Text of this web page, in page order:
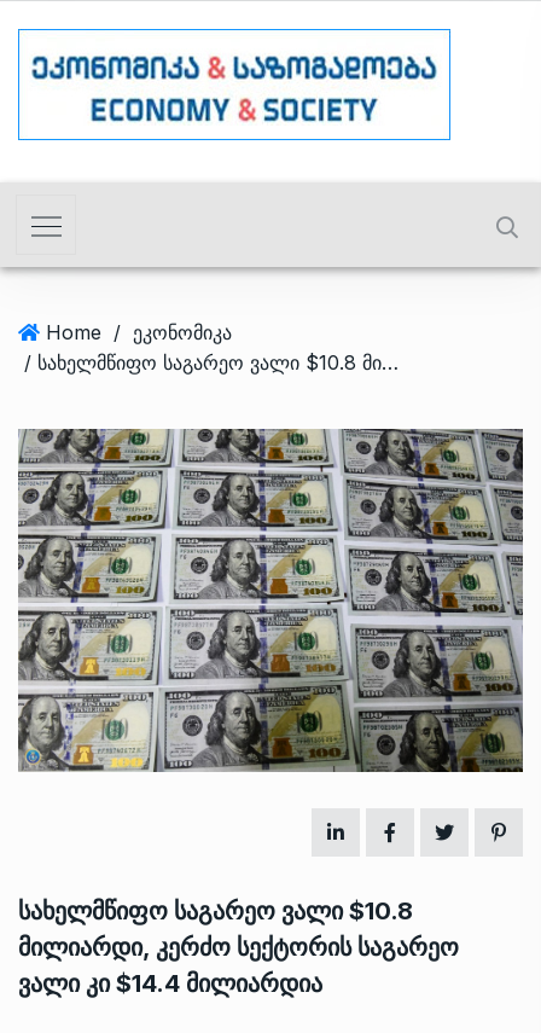
Home / ეკონომიკა
/ სახელმწიფო საგარეო ვალი $10.8 მილიარდი, კერძო სექტორის საგარეო ვალი კი $14.4 მილიარდია
სახელმწიფო საგარეო ვალი $10.8
მილიარდი, კერძო სექტორის საგარეო
ვალი კი $14.4 მილიარდია